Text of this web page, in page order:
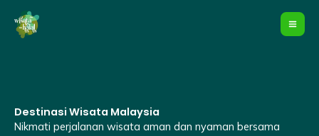
Lewati
konten
Destinasi Wisata Malaysia
Nikmati perjalanan wisata aman dan nyaman bersama